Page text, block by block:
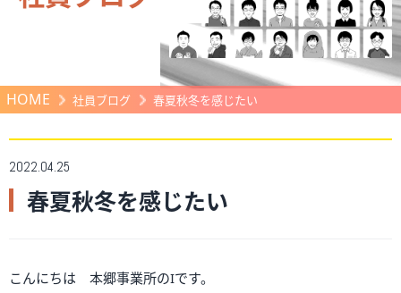
HOME 社員ブログ 春夏秋冬を感じたい
2022.04.25
春夏秋冬を感じたい
こんにちは 本郷事業所のIです。